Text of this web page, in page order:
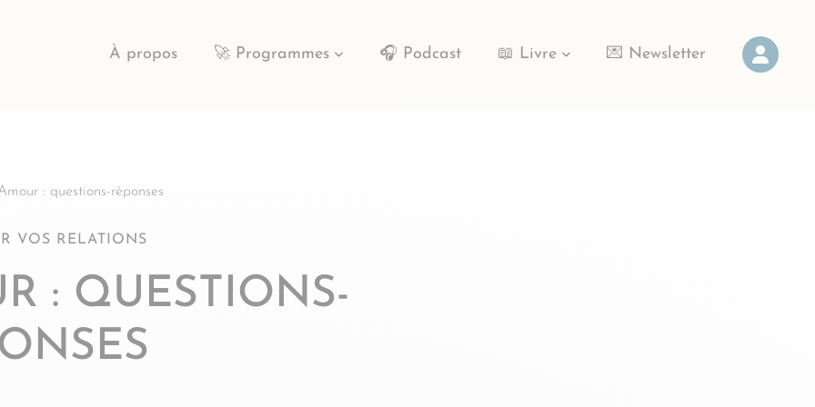
À propos 🚀 Programmes 🎧 Podcast 📖 Livre 💌 Newsletter
: questions-réponses
VOS RELATIONS
: QUESTIONS-